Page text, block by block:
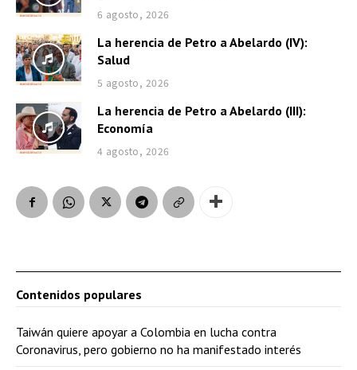
6 agosto, 2026
La herencia de Petro a Abelardo (IV):
Salud
5 agosto, 2026
La herencia de Petro a Abelardo (III):
Economía
4 agosto, 2026
Contenidos populares
Taiwán quiere apoyar a Colombia en lucha contra
Coronavirus, pero gobierno no ha manifestado interés